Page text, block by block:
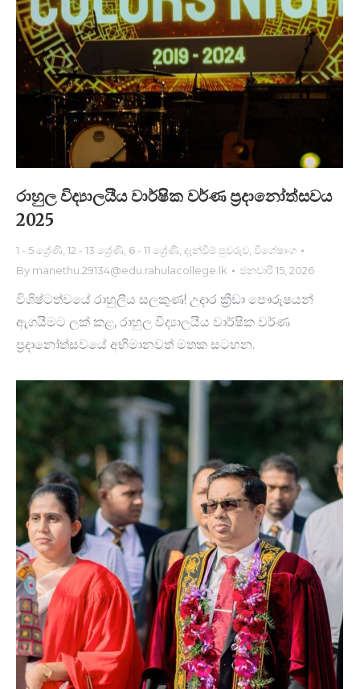
රාහුල විද්‍යාලයීය වාර්ෂික වර්ණ ප්‍රදානෝත්සවය
2025
1 - 5 ශ්‍රේණි 12 - 13 ශ්‍රේණි 6 - 11 ශ්‍රේණි දැන්වීම් පුවරුව විශේෂාංග
By manethu.29134@edu.rahulacollege.lk ජනවාරි 15, 2026
විශිෂ්ටත්වයේ රාහුලීය සලකුණ! උදාර ක්‍රීඩා පෞරුෂයන්
ඇගයීමට ලක් කළ, රාහුල විද්‍යාලයීය වාර්ෂික වර්ණ
ප්‍රදානෝත්සවයේ අභිමානවත් මතක සටහන.